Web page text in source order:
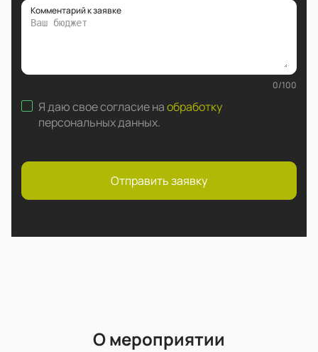
Комментарий к заявке
0/100
Я даю свое согласие наобработку
персональных данных.
Отправить заявку
О мероприятии